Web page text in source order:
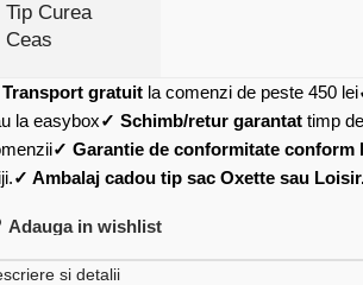
Tip Curea
Ceas
Transport gratuit la comenzi de peste 450 lei
la easybox✓ Schimb/retur garantat timp
✓ Garantie de conformitate conform
✓ Ambalaj cadou tip sac Oxette sau
Adauga in wishlist
si detalii